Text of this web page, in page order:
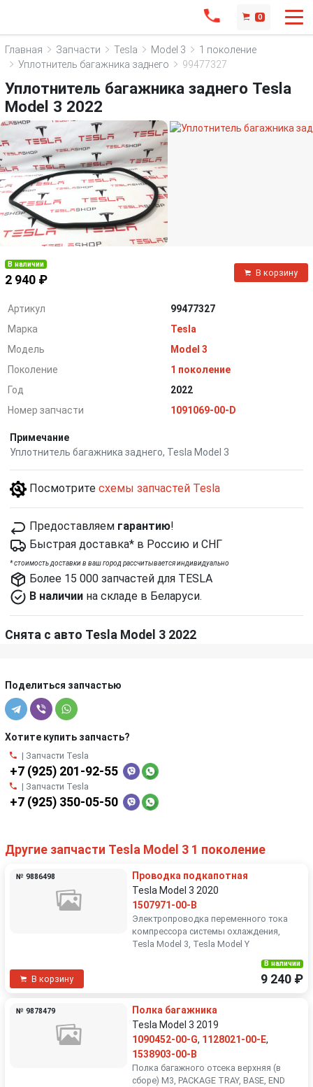
0
Главная Запчасти Tesla Model 3
1 поколение
Уплотнитель багажника заднего
99477327
Уплотнитель багажника заднего Tesla
Model 3 2022
В наличии
2 940 ₽
В корзину
Артикул
99477327
Марка
Tesla
Модель
Model 3
Поколение
1 поколение
Год
2022
Номер запчасти
1091069-00-D
Примечание
Уплотнитель багажника заднего, Tesla Model 3
Посмотрите схемы запчастей Tesla
Предоставляем гарантию!
Быстрая доставка* в Россию и СНГ
*cтоимость доставки в ваш город рассчитывается индивидуально
Более 15 000 запчастей для TESLA
В наличии на складе в Беларуси.
Снята с авто Tesla Model 3 2022
Поделиться запчастью
Хотите купить запчасть?
| Запчасти Tesla
+7 (925) 201-92-55
| Запчасти Tesla
+7 (925) 350-05-50
Другие запчасти Tesla Model 3 1 поколение
№ 9886498
Проводка подкапотная
Tesla Model 3 2020
1507971-00-B
Электропроводка переменного тока
компрессора системы охлаждения,
Tesla Model 3, Tesla Model Y
В корзину
В наличии
9 240 ₽
№ 9878479
Полка багажника
Tesla Model 3 2019
1090452-00-G, 1128021-00-E,
1538903-00-B
Полка багажного отсека верхняя (в
сборе) M3, PACKAGE TRAY, BASE, END